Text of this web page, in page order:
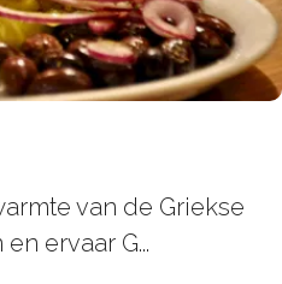
van de Griekse
ervaar G...